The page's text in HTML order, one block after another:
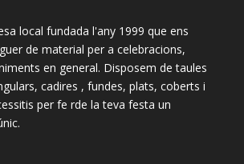
local fundada l'any 1999 que ens
de material per a celebracions,
en general. Disposem de taules
cadires , fundes, plats, coberts i
per fe rde la teva festa un